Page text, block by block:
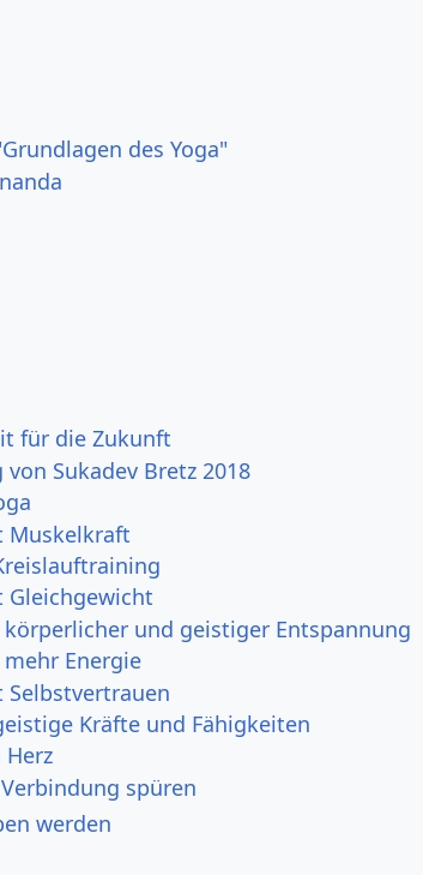
des Yoga"
für die Zukunft
Sukadev Bretz 2018
Muskelkraft
Gleichgewicht
körperlicher und geistiger Entspannung
Energie
Selbstvertrauen
Kräfte und Fähigkeiten
spüren
werden